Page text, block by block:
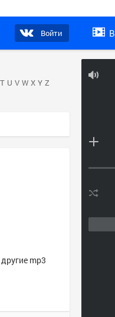
Войти
T U V W X Y Z
mp3